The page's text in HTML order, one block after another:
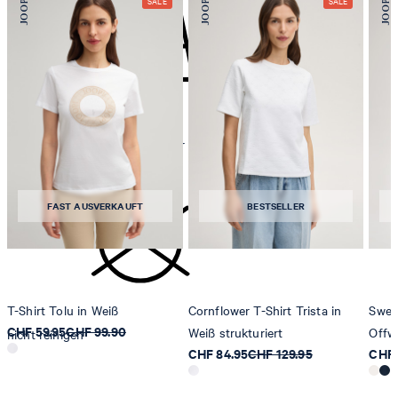
Bügeln bei geringer Temperatur
nicht reinigen
FAST AUSVERKAUFT
T-Shirt Tolu in Weiß
CHF 59.95CHF 99.90
BESTSELLER
Cornflower T-Shirt Trista in
Weiß strukturiert
CHF 84.95CHF 129.95
CHF